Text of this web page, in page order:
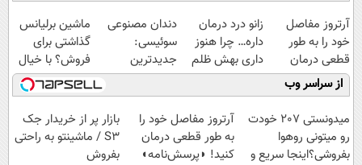
آرتروز مفاصل
خود را به طور
قطعی درمان
کنید!
◗پرسش‌نامه◖
زانو درد درمان
داره… چرا هنوز
داری بهش ظلم
می‌کنی؟
دندان مصنوعی
سوئیسی:
جدیدترین
فناوری اروپا،
سبک و مقاوم |
پرداخت قسطی
ماشین برلیانس
گذاشتی برای
فروش؟ با خیال
راحت بفروش
از سراسر وب
میدونستی 207 خودت
رو میتونی روهوا
بفروشی؟اینجا سریع و
آرتروز مفاصل خود را
به طور قطعی درمان
کنید! ◗پرسش‌نامه◖
بازار پر از خریدار جک
S3 / ماشینتو به راحتی
بفروش